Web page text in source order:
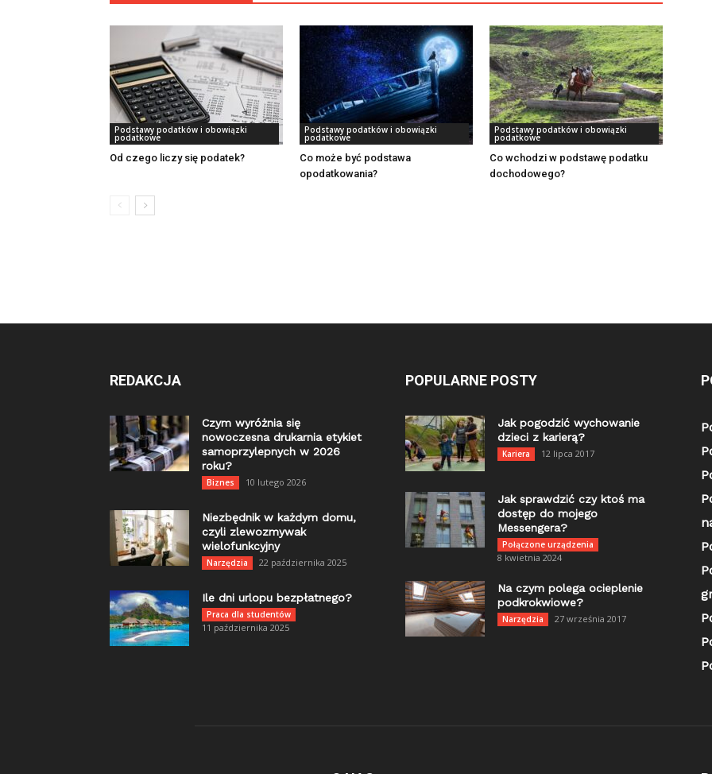
Podstawy podatków i obowiązki
podatkowe
Od czego liczy się podatek?
Podstawy podatków i obowiązki
podatkowe
Co może być podstawa
opodatkowania?
Podstawy podatków i obowiązki
podatkowe
Co wchodzi w podstawę podatku
dochodowego?
REDAKCJA
Czym wyróżnia się
nowoczesna drukarnia etykiet
samoprzylepnych w 2026
roku?
Biznes 10 lutego 2026
Niezbędnik w każdym domu,
czyli zlewozmywak
wielofunkcyjny
Narzędzia 22 października 2025
Ile dni urlopu bezpłatnego?
Praca dla studentów
11 października 2025
POPULARNE POSTY
Jak pogodzić wychowanie
dzieci z karierą?
Kariera 12 lipca 2017
Jak sprawdzić czy ktoś ma
dostęp do mojego
Messengera?
Połączone urządzenia
8 kwietnia 2024
Na czym polega ocieplenie
podkrokwiowe?
Narzędzia 27 września 2017